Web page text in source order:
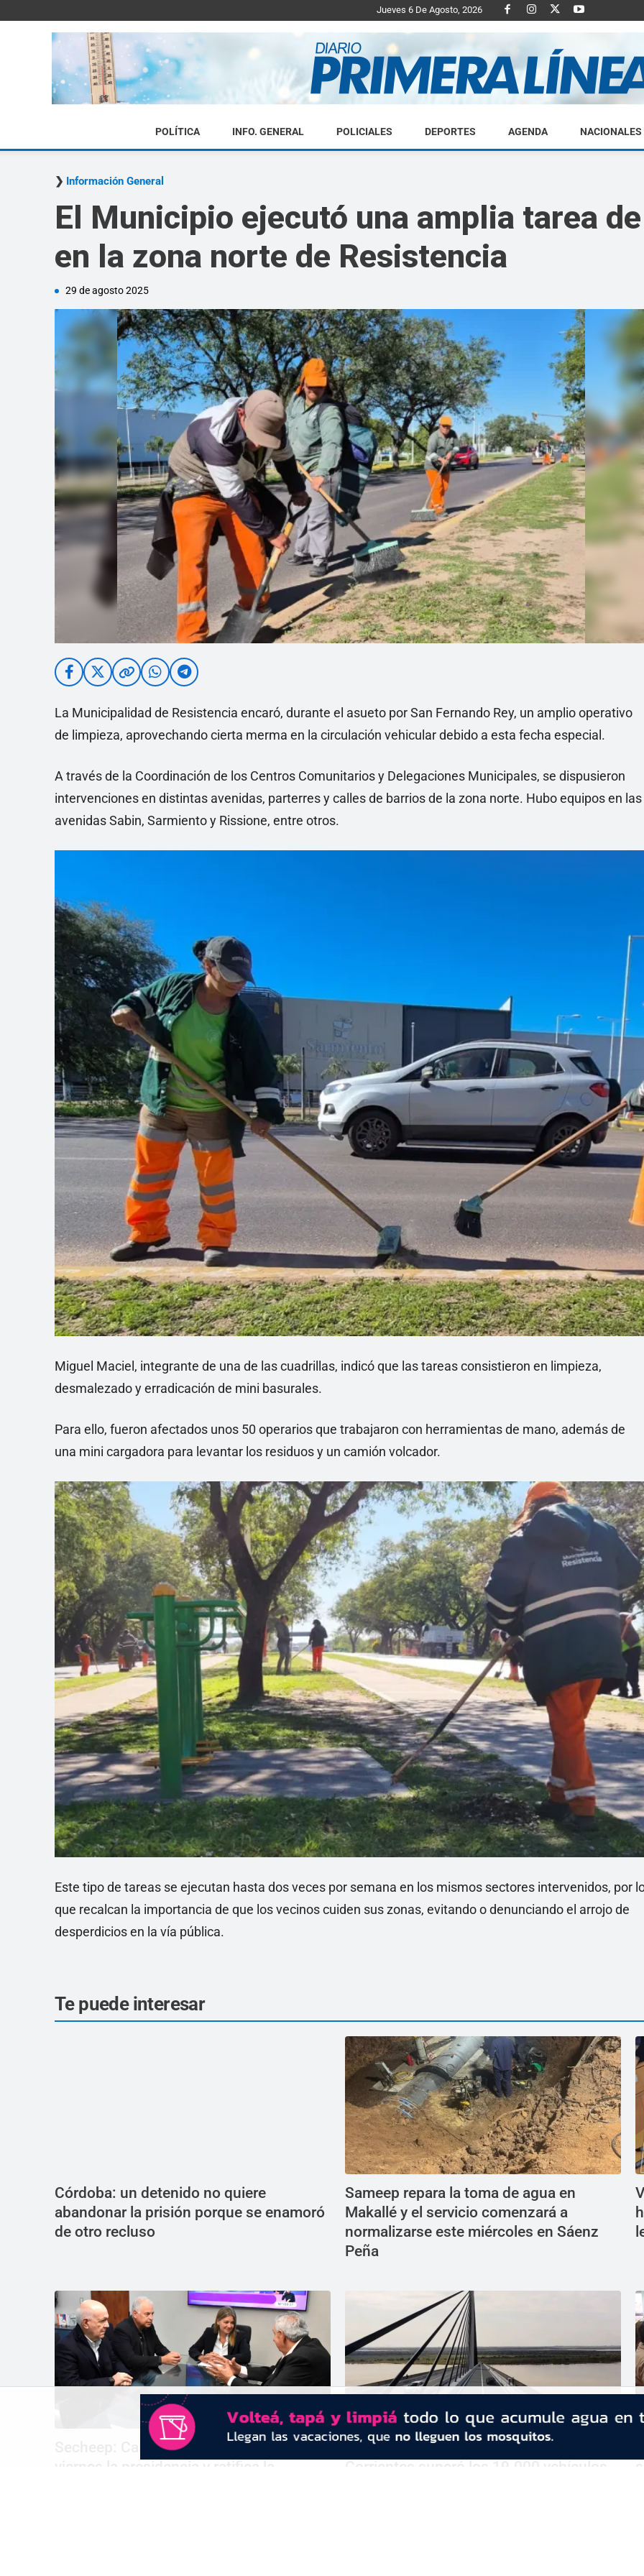
Jueves 6 De Agosto, 2026
Diario
Primera
Linea
POLÍTICA INFO. GENERAL POLICIALES DEPORTES AGENDA NACIONALES
Información General
El Municipio ejecutó una amplia tarea
en la zona norte de Resistencia
29 de agosto 2025
La Municipalidad de Resistencia encaró, durante el asueto por San Fernando Rey, un amplio operativo
de limpieza, aprovechando cierta merma en la circulación vehicular debido a esta fecha especial.
A través de la Coordinación de los Centros Comunitarios y Delegaciones Municipales, se dispusieron
intervenciones en distintas avenidas, parterres y calles de barrios de la zona norte. Hubo equipos en las
avenidas Sabin, Sarmiento y Rissione, entre otros.
Miguel Maciel, integrante de una de las cuadrillas, indicó que las tareas consistieron en limpieza,
desmalezado y erradicación de mini basurales.
Para ello, fueron afectados unos 50 operarios que trabajaron con herramientas de mano, además de
una mini cargadora para levantar los residuos y un camión volcador.
Este tipo de tareas se ejecutan hasta dos veces por semana en los mismos sectores intervenidos, por
que recalcan la importancia de que los vecinos cuiden sus zonas, evitando o denunciando el arrojo de
desperdicios en la vía pública.
Te puede interesar
Córdoba: un detenido no quiere
abandonar la prisión porque se enamoró
de otro recluso
Sameep repara la toma de agua en
Makallé y el servicio comenzará a
normalizarse este miércoles en Sáenz
Peña
Secheep: Carlos Camargo asumirá este
Informe oficial: el puente Chaco-